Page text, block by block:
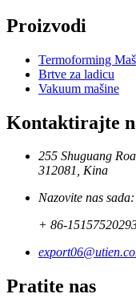
Proizvodi
Termoforming
Brtve za ladicu
Vakuum mašine
Kontaktirajte
255 Shuguang
312081, Kina
Nazovite nas sada:
+ 86-
Pratite nas